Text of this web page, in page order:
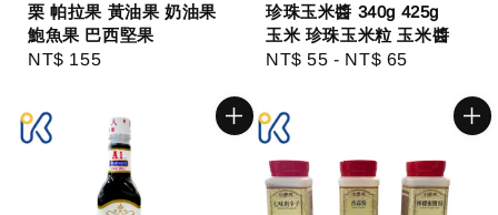
栗 帕拉果 黃油果 奶油果
鮑魚果 巴西堅果
Regular
NT$ 155
珍珠玉米醬 340g 425g
玉米 珍珠玉米粒 玉米醬
Regular
NT$ 55 - NT$ 65